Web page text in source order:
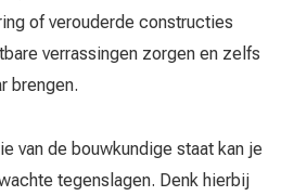
of verouderde constructies
verrassingen zorgen en zelfs
brengen.
van de bouwkundige staat kan je
tegenslagen. Denk hierbij